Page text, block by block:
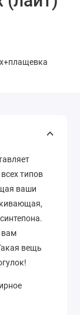
типов
ваши
вам
вещь